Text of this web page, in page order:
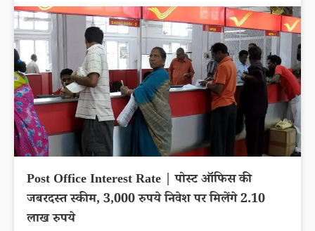
Post Office Interest Rate | पोस्ट ऑफिस की
जबरदस्त स्कीम, 3,000 रुपये निवेश पर मिलेंगे 2.10
लाख रुपये